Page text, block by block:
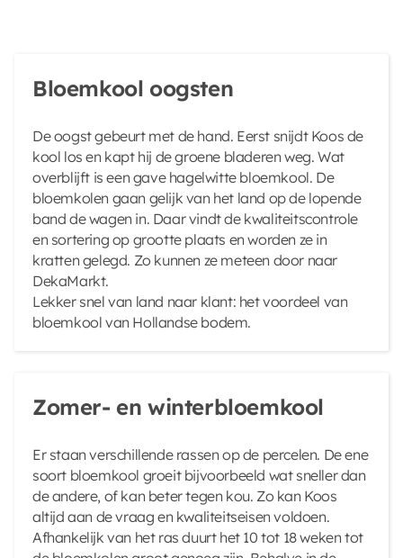
Bloemkool oogsten
De oogst gebeurt met de hand. Eerst snijdt Koos de
kool los en kapt hij de groene bladeren weg. Wat
overblijft is een gave hagelwitte bloemkool. De
bloemkolen gaan gelijk van het land op de lopende
band de wagen in. Daar vindt de kwaliteitscontrole
en sortering op grootte plaats en worden ze in
kratten gelegd. Zo kunnen ze meteen door naar
DekaMarkt.
Lekker snel van land naar klant: het voordeel van
bloemkool van Hollandse bodem.
Zomer- en winterbloemkool
Er staan verschillende rassen op de percelen. De ene
soort bloemkool groeit bijvoorbeeld wat sneller dan
de andere, of kan beter tegen kou. Zo kan Koos
altijd aan de vraag en kwaliteitseisen voldoen.
Afhankelijk van het ras duurt het 10 tot 18 weken tot